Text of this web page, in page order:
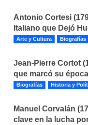
Antonio Cortesi
Italiano que Dejó
Arte y Cultura Biografías
Jean-Pierre Cortot
que marcó su época
Biografías Historia y
Manuel Corvalán
clave en la lucha